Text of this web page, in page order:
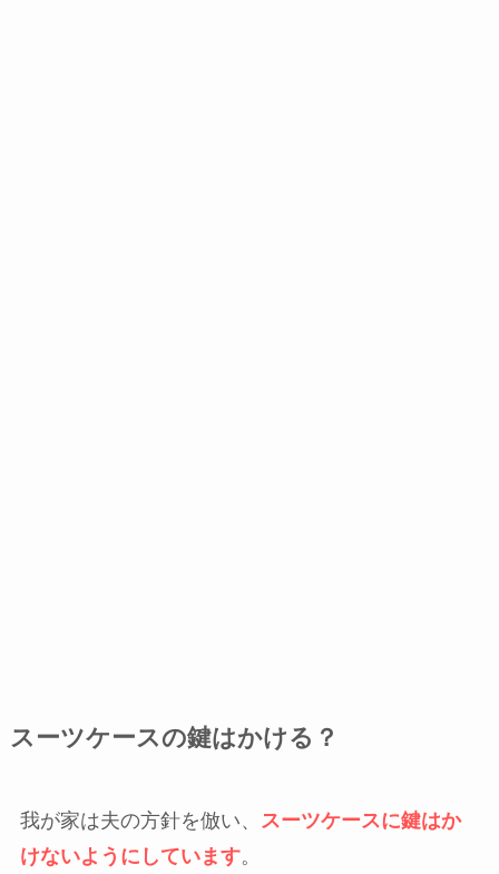
スーツケースの鍵はかける？
我が家は夫の方針を倣い、 スーツケースに鍵はか
けないようにしています。